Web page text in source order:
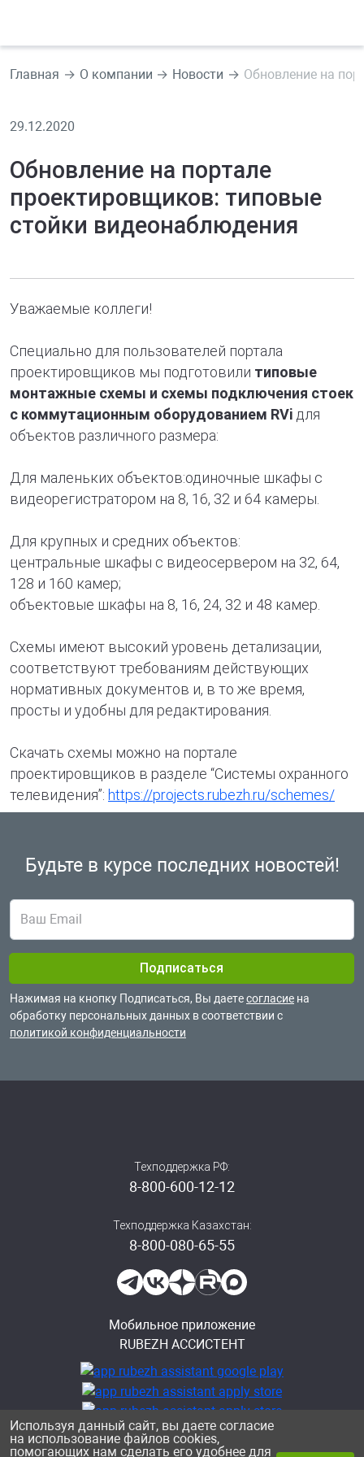
Главная О компании Новости Обновление на
29.12.2020
Обновление на портале
проектировщиков: типовые
стойки видеонаблюдения
Уважаемые коллеги!
Специально для пользователей портала
проектировщиков мы подготовили типовые
монтажные схемы и схемы подключения стоек
с коммутационным оборудованием RVi для
объектов различного размера:
Для маленьких объектов:одиночные шкафы с
видеорегистратором на 8, 16, 32 и 64 камеры.
Для крупных и средних объектов:
центральные шкафы с видеосервером на 32, 64,
128 и 160 камер;
объектовые шкафы на 8, 16, 24, 32 и 48 камер.
Схемы имеют высокий уровень детализации,
соответствуют требованиям действующих
нормативных документов и, в то же время,
просты и удобны для редактирования.
Скачать схемы можно на портале
проектировщиков в разделе “Системы охранного
телевидения”: https://projects.rubezh.ru/schemes/
Будьте в курсе последних новостей!
Нажимая на кнопку Подписаться, Вы даетесогласие на
обработку персональных данных в соответствии с
политикой конфиденциальности
Техподдержка РФ:
8-800-600-12-12
Техподдержка Казахстан:
8-800-080-65-55
Мобильное приложение
RUBEZH АССИСТЕНТ
Используя данный сайт, вы даете согласие
на использование файлов cookies,
помогающих нам сделать его удобнее для